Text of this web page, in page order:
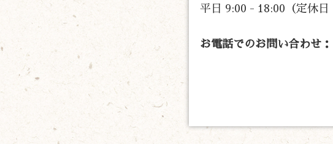
平日 9:00 - 18:00（定休日
お電話でのお問い合わせ：